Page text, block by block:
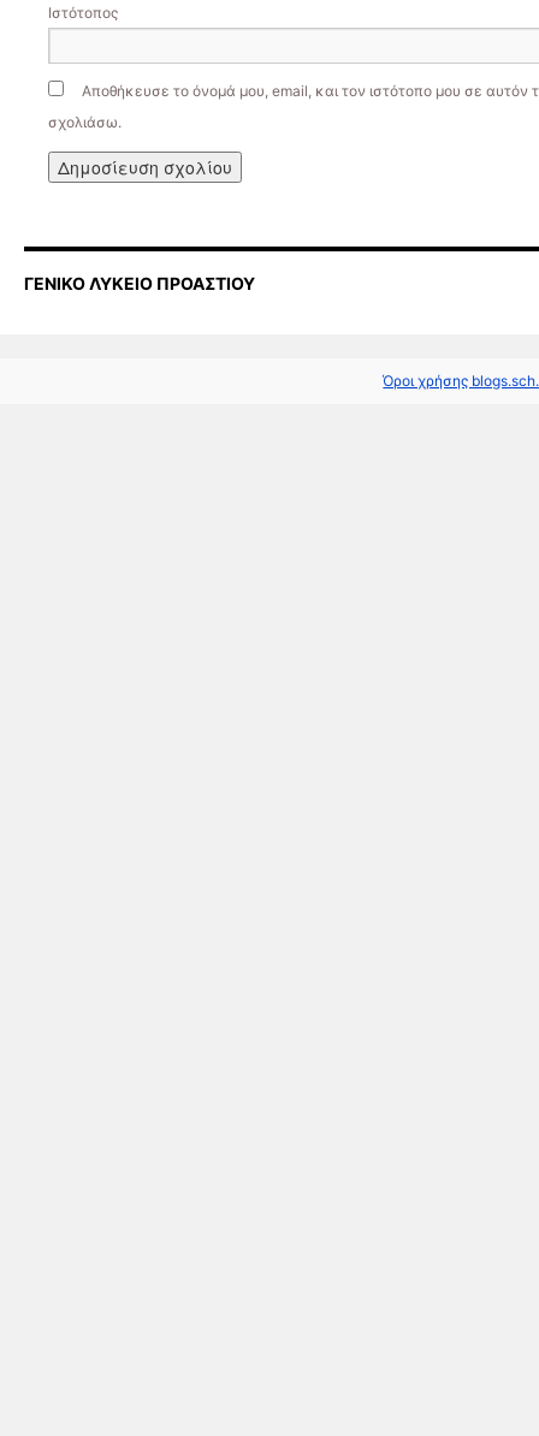
Ιστότοπος
Αποθήκευσε το όνομά μου, email, και τον ιστότοπο μου σε αυτόν
σχολιάσω.
ΓΕΝΙΚΟ ΛΥΚΕΙΟ ΠΡΟΑΣΤΙΟΥ
Όροι χρήσης